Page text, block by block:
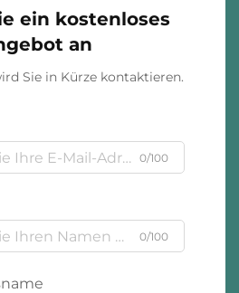
ein kostenloses
an
Sie in Kürze kontaktieren.
0/100
0/100